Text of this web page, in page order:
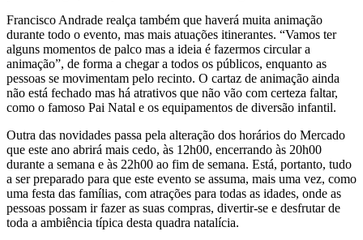
Francisco Andrade realça também que haverá muita animação
durante todo o evento, mas mais atuações itinerantes. “Vamos ter
alguns momentos de palco mas a ideia é fazermos circular a
animação”, de forma a chegar a todos os públicos, enquanto as
pessoas se movimentam pelo recinto. O cartaz de animação ainda
não está fechado mas há atrativos que não vão com certeza faltar,
como o famoso Pai Natal e os equipamentos de diversão infantil.
Outra das novidades passa pela alteração dos horários do Mercado
que este ano abrirá mais cedo, às 12h00, encerrando às 20h00
durante a semana e às 22h00 ao fim de semana. Está, portanto, tudo
a ser preparado para que este evento se assuma, mais uma vez, como
uma festa das famílias, com atrações para todas as idades, onde as
pessoas possam ir fazer as suas compras, divertir-se e desfrutar de
toda a ambiência típica desta quadra natalícia.